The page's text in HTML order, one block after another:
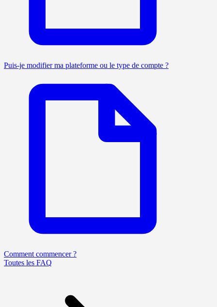
Puis-je modifier ma plateforme ou le type de compte ?
Comment commencer ?
Toutes les FAQ